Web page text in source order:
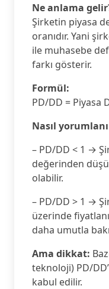
Ne anlama
Şirketin piyasa
oranıdır. Yani
ile muhasebe
farkı gösterir.
Formül:
PD/DD = Piyasa
Nasıl
– PD/DD < 1 →
değerinden
olabilir.
– PD/DD > 1 →
üzerinde
daha umutla
Ama dikkat:
teknoloji) PD/
kabul edilir.